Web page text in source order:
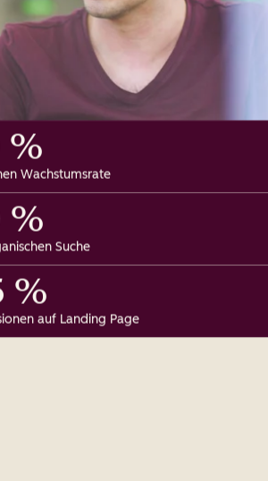
%
Wachstumsrate
%
Suche
%
auf Landing Page